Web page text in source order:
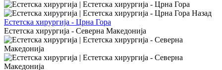
Назад
Естетска хирургија - Црна Гора
Естетска хирургија - Северна Македонија